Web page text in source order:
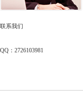
联系我们
QQ：2726103981